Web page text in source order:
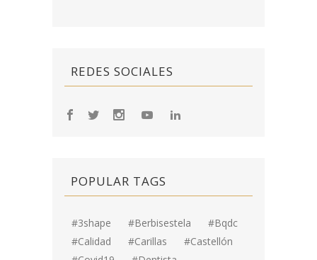
REDES SOCIALES
POPULAR TAGS
#3shape #berbisestela
#bqdc
#calidad
#carillas
#Castellón